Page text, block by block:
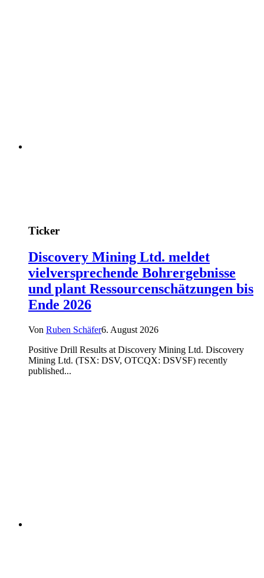
Ticker
Discovery Mining Ltd. meldet
vielversprechende Bohrergebnisse
und plant Ressourcenschätzungen bis
Ende 2026
Von Ruben Schäfer6. August 2026
Positive Drill Results at Discovery Mining Ltd. Discovery
Mining Ltd. (TSX: DSV, OTCQX: DSVSF) recently
published...